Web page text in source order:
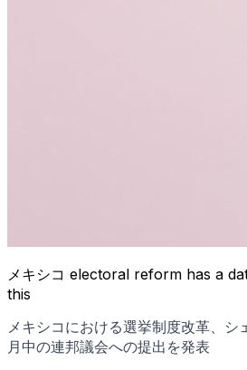
メキシコ electoral reform has a
this
メキシコにおける選挙制度改革、シ
月中の連邦議会への提出を発表